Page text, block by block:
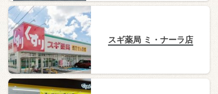
スギ薬局 ミ・ナーラ店